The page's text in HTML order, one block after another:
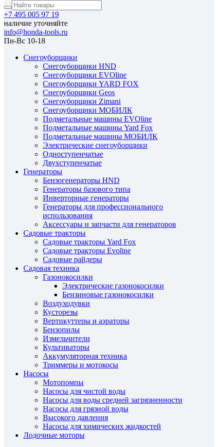
+7 495 005 97 19
наличие уточняйте
info@honda-tools.ru
Пн-Вс 10-18
Снегоуборщики
Снегоуборщики HND
Снегоуборщики EVOline
Снегоуборщики YARD FOX
Снегоуборщики Geos
Снегоуборщики Zimani
Снегоуборщики МОБИЛК
Подметальные машины EVOline
Подметальные машины Yard Fox
Подметальные машины МОБИЛК
Электрические снегоуборщики
Одноступенчатые
Двухступенчатые
Генераторы
Бензогенераторы HND
Генераторы базового типа
Инверторные генераторы
Генераторы для профессионального
использования
Аксессуары и запчасти для генераторов
Садовые тракторы
Садовые тракторы Yard Fox
Садовые тракторы Evoline
Садовые райдеры
Садовая техника
Газонокосилки
Электрические газонокосилки
Бензиновые газонокосилки
Воздуходувки
Кусторезы
Вертикуттеры и аэраторы
Бензопилы
Измельчители
Культиваторы
Аккумуляторная техника
Триммеры и мотокосы
Насосы
Мотопомпы
Насосы для чистой воды
Насосы для воды средней загрязненности
Насосы для грязной воды
Высокого давления
Насосы для химических жидкостей
Лодочные моторы